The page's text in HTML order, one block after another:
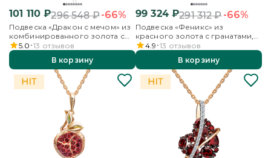
101 110 ₽296 548₽-66%
Подвеска «Дракон с мечом» из
комбинированного золота с
гранатами
5.0 13 отзывов
В корзину
99 324₽291 312₽-66%
Подвеска «Феникс» из
красного золота с гранатами,
цитринами и эмалью
4.9 13 отзывов
В корзину